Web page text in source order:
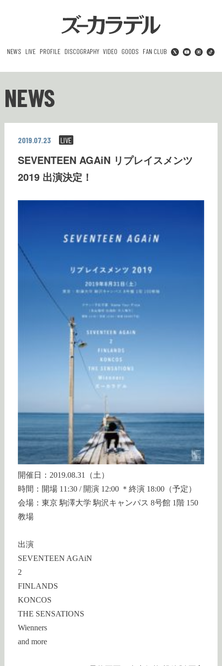
NEWS LIVE PROFILE DISCOGRAPHY VIDEO GOODS FAN CLUB
NEWS
2019.07.23 LIVE
SEVENTEEN AGAiN リプレイスメンツ
2019 出演決定！
開催日：2019.08.31（土）
時間：開場 11:30 / 開演 12:00 ＊終演 18:00（予定）
会場：東京 駒澤大学 駒沢キャンパス 8号館 1階 150
教場
出演
SEVENTEEN AGAiN
2
FINLANDS
KONCOS
THE SENSATIONS
Wienners
and more